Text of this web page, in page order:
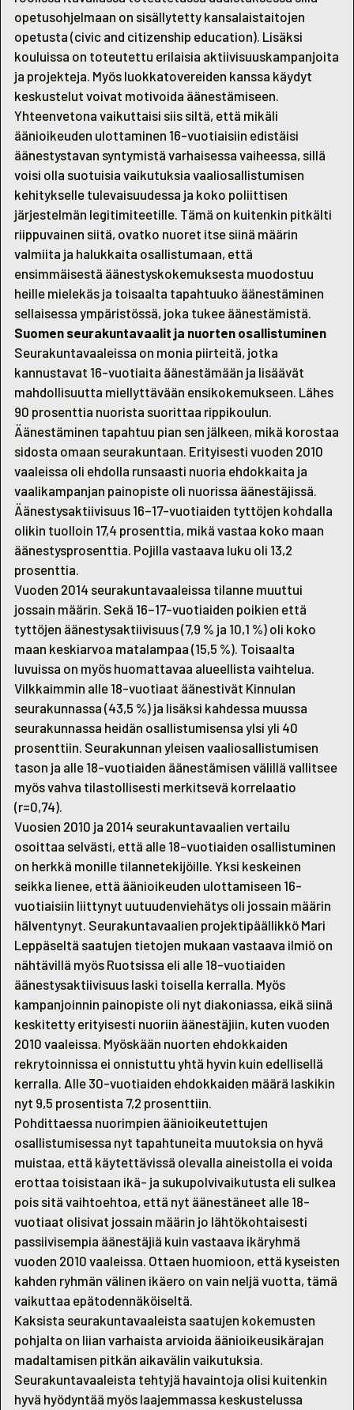
opetusohjelmaan on sisällytetty kansalaistaitojen
opetusta (civic and citizenship education). Lisäksi
kouluissa on toteutettu erilaisia aktiivisuuskampanjoita
ja projekteja. Myös luokkatovereiden kanssa käydyt
keskustelut voivat motivoida äänestämiseen.
Yhteenvetona vaikuttaisi siis siltä, että mikäli
äänioikeuden ulottaminen 16-vuotiaisiin edistäisi
äänestystavan syntymistä varhaisessa vaiheessa, sillä
voisi olla suotuisia vaikutuksia vaaliosallistumisen
kehitykselle tulevaisuudessa ja koko poliittisen
järjestelmän legitimiteetille. Tämä on kuitenkin pitkälti
riippuvainen siitä, ovatko nuoret itse siinä määrin
valmiita ja halukkaita osallistumaan, että
ensimmäisestä äänestyskokemuksesta muodostuu
heille mielekäs ja toisaalta tapahtuuko äänestäminen
sellaisessa ympäristössä, joka tukee äänestämistä.
Suomen seurakuntavaalit ja nuorten osallistuminen
Seurakuntavaaleissa on monia piirteitä, jotka
kannustavat 16-vuotiaita äänestämään ja lisäävät
mahdollisuutta miellyttävään ensikokemukseen. Lähes
90 prosenttia nuorista suorittaa rippikoulun.
Äänestäminen tapahtuu pian sen jälkeen, mikä korostaa
sidosta omaan seurakuntaan. Erityisesti vuoden 2010
vaaleissa oli ehdolla runsaasti nuoria ehdokkaita ja
vaalikampanjan painopiste oli nuorissa äänestäjissä.
Äänestysaktiivisuus 16–17-vuotiaiden tyttöjen kohdalla
olikin tuolloin 17,4 prosenttia, mikä vastaa koko maan
äänestysprosenttia. Pojilla vastaava luku oli 13,2
prosenttia.
Vuoden 2014 seurakuntavaaleissa tilanne muuttui
jossain määrin. Sekä 16–17-vuotiaiden poikien että
tyttöjen äänestysaktiivisuus (7,9 % ja 10,1 %) oli koko
maan keskiarvoa matalampaa (15,5 %). Toisaalta
luvuissa on myös huomattavaa alueellista vaihtelua.
Vilkkaimmin alle 18-vuotiaat äänestivät Kinnulan
seurakunnassa (43,5 %) ja lisäksi kahdessa muussa
seurakunnassa heidän osallistumisensa ylsi yli 40
prosenttiin. Seurakunnan yleisen vaaliosallistumisen
tason ja alle 18-vuotiaiden äänestämisen välillä vallitsee
myös vahva tilastollisesti merkitsevä korrelaatio
(r=0,74).
Vuosien 2010 ja 2014 seurakuntavaalien vertailu
osoittaa selvästi, että alle 18-vuotiaiden osallistuminen
on herkkä monille tilannetekijöille. Yksi keskeinen
seikka lienee, että äänioikeuden ulottamiseen 16-
vuotiaisiin liittynyt uutuudenviehätys oli jossain määrin
hälventynyt. Seurakuntavaalien projektipäällikkö Mari
Leppäseltä saatujen tietojen mukaan vastaava ilmiö on
nähtävillä myös Ruotsissa eli alle 18-vuotiaiden
äänestysaktiivisuus laski toisella kerralla. Myös
kampanjoinnin painopiste oli nyt diakoniassa, eikä siinä
keskitetty erityisesti nuoriin äänestäjiin, kuten vuoden
2010 vaaleissa. Myöskään nuorten ehdokkaiden
rekrytoinnissa ei onnistuttu yhtä hyvin kuin edellisellä
kerralla. Alle 30-vuotiaiden ehdokkaiden määrä laskikin
nyt 9,5 prosentista 7,2 prosenttiin.
Pohdittaessa nuorimpien äänioikeutettujen
osallistumisessa nyt tapahtuneita muutoksia on hyvä
muistaa, että käytettävissä olevalla aineistolla ei voida
erottaa toisistaan ikä- ja sukupolvivaikutusta eli sulkea
pois sitä vaihtoehtoa, että nyt äänestäneet alle 18-
vuotiaat olisivat jossain määrin jo lähtökohtaisesti
passiivisempia äänestäjiä kuin vastaava ikäryhmä
vuoden 2010 vaaleissa. Ottaen huomioon, että kyseisten
kahden ryhmän välinen ikäero on vain neljä vuotta, tämä
vaikuttaa epätodennäköiseltä.
Kaksista seurakuntavaaleista saatujen kokemusten
pohjalta on liian varhaista arvioida äänioikeusikärajan
madaltamisen pitkän aikavälin vaikutuksia.
Seurakuntavaaleista tehtyjä havaintoja olisi kuitenkin
hyvä hyödyntää myös laajemmassa keskustelussa